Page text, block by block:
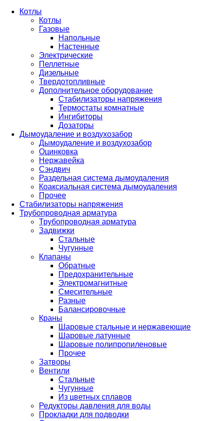
Котлы
Котлы
Газовые
Напольные
Настенные
Электрические
Пеллетные
Дизельные
Твердотопливные
Дополнительное оборудование
Стабилизаторы напряжения
Термостаты комнатные
Ингибиторы
Дозаторы
Дымоудаление и воздухозабор
Дымоудаление и воздухозабор
Оцинковка
Нержавейка
Сэндвич
Раздельная система дымоудаления
Коаксиальная система дымоудаления
Прочее
Стабилизаторы напряжения
Трубопроводная арматура
Трубопроводная арматура
Задвижки
Стальные
Чугунные
Клапаны
Обратные
Предохранительные
Электромагнитные
Смесительные
Разные
Балансировочные
Краны
Шаровые стальные и нержавеющие
Шаровые латунные
Шаровые полипропиленовые
Прочее
Затворы
Вентили
Стальные
Чугунные
Из цветных сплавов
Редукторы давления для воды
Прокладки для подводки